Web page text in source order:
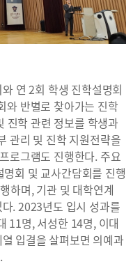
연 2회 학생 진학설명회
와 반별로 찾아가는 진학
진학 관련 정보를 학생과
관리 및 진학 지원전략을
로그램도 진행한다. 주요
회 및 교사간담회를 진행
하며, 기관 및 대학연계
. 2023년도 입시 성과를
11명, 서성한 14명, 이대
입결을 살펴보면 의예과